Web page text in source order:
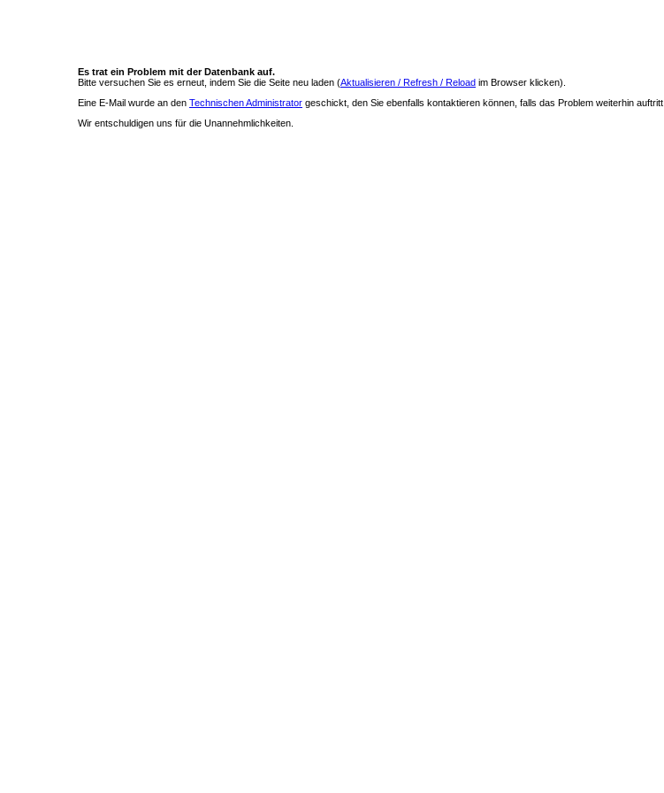
Es trat ein Problem mit der Datenbank auf.
Bitte versuchen Sie es erneut, indem Sie die Seite neu laden (Aktualisieren / Refresh / Reload im Browser klicken).
Eine E-Mail wurde an den Technischen Administrator geschickt, den Sie ebenfalls kontaktieren können, falls das Problem weiterhin auftritt.
Wir entschuldigen uns für die Unannehmlichkeiten.